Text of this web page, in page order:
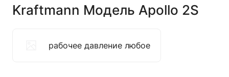
Kraftmann Модель Apollo 2S
рабочее давление любое